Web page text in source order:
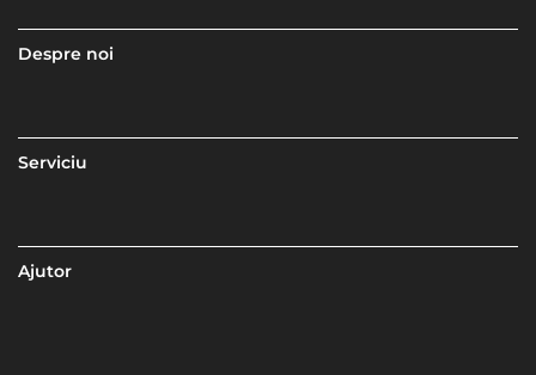
Despre noi
Serviciu
Ajutor